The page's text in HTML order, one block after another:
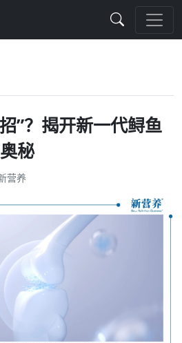
”？揭开新一代鲟鱼
秘
营养